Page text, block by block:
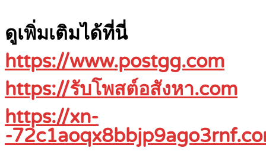
ดูเพิ่มเติมได้ที่นี่
https://www.postgg.com
https://รับโพสต์อสังหา.com
https://xn-
-